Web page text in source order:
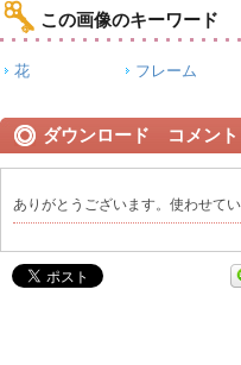
この画像のキーワード
花 フレーム
ダウンロード コメント
ありがとうございます。使わせてい